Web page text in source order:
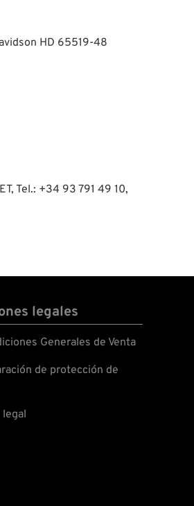
HD 65519-48
Tel.: +34 93 791 49 10,
legales
Generales de Venta
de protección de
legal